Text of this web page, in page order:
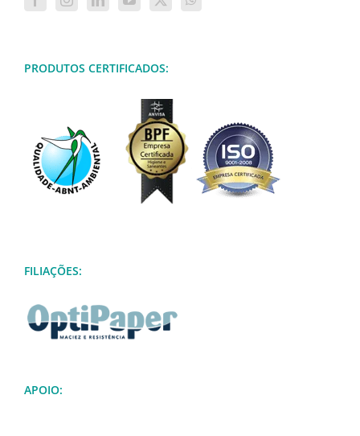
PRODUTOS CERTIFICADOS:
FILIAÇÕES:
APOIO: